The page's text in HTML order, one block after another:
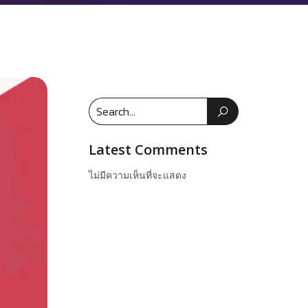
Latest Comments
ไม่มีความเห็นที่จะแสดง